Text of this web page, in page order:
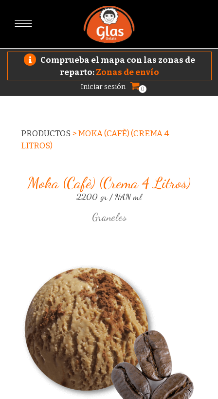
Comprueba el mapa con las zonas de
reparto:Zonas de envío
Iniciar sesión 0
PRODUCTOS > MOKA (CAFÈ) (CREMA 4
LITROS)
Moka (cafè) (crema 4 Litros)
2200 gr / NAN ml
Graneles